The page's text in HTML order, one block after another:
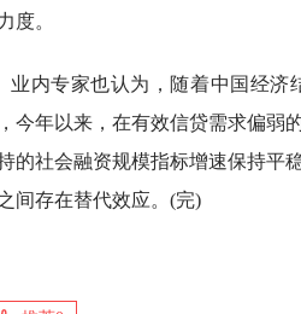
度。
业内专家也认为，随着中国经济
今年以来，在有效信贷需求偏弱
的社会融资规模指标增速保持平
间存在替代效应。(完)